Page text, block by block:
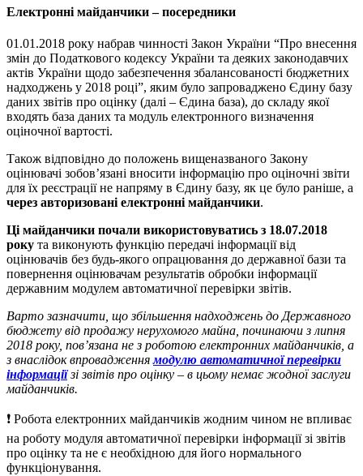
Електронні майданчики – посередники
01.01.2018 року набрав чинності Закон України “Про внесення
змін до Податкового кодексу України та деяких законодавчих
актів України щодо забезпечення збалансованості бюджетних
надходжень у 2018 році”, яким було запроваджено Єдину базу
даних звітів про оцінку (далі – Єдина база), до складу якої
входять база даних та модуль електронного визначення
оціночної вартості.
Також відповідно до положень вищеназваного Закону
оцінювачі зобов’язані вносити інформацію про оціночні звіти
для їх реєстрації не напряму в Єдину базу, як це було раніше, а
через авторизовані електронні майданчики.
Ці майданчики почали використовуватись з 18.07.2018
року та виконують функцію передачі інформації від
оцінювачів без будь-якого опрацювання до державної бази та
повернення оцінювачам результатів обробки інформації
державним модулем автоматичної перевірки звітів.
Варто зазначити, що збільшення надходжень до Державного
бюджету від продажу нерухомого майна, починаючи з липня
2018 року, пов’язана не з роботою електронних майданчиків, а
з внаслідок впровадженнямодулю автоматичної перевірки
інформаціїзі звітів про оцінку – в цьому немає жодної заслуги
майданчиків.
❗️ Робота електронних майданчиків жодним чином не впливає
на роботу модуля автоматичної перевірки інформації зі звітів
про оцінку та не є необхідною для його нормального
функціонування.